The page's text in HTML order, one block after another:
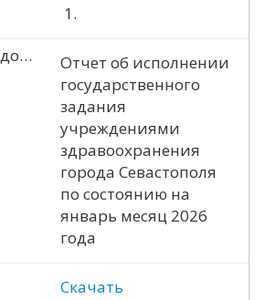
1.
Отчет об исполнении
государственного
задания
учреждениями
здравоохранения
города Севастополя
по состоянию на
январь месяц 2026
года
Наименование документа
Скачать